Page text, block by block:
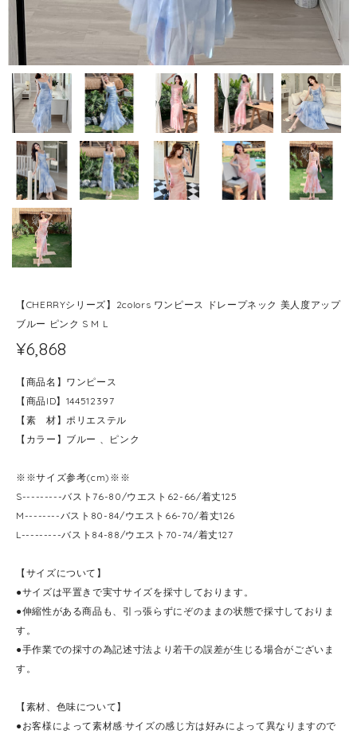
【CHERRYシリーズ】2colors ワンピース ドレープネック 美人度アップ
ブルー ピンク S M L
¥6,868
【商品名】ワンピース
【商品ID】144512397
【素 材】ポリエステル
【カラー】ブルー 、ピンク
※※サイズ参考(cm)※※
S---------バスト76-80/ウエスト62-66/着丈125
M--------バスト80-84/ウエスト66-70/着丈126
L---------バスト84-88/ウエスト70-74/着丈127
【サイズについて】
●サイズは平置きで実寸サイズを採寸しております。
●伸縮性がある商品も、引っ張らずにぞのままの状態で採寸しておりま
す。
●手作業での採寸の為記述寸法より若干の誤差が生じる場合がございま
す。
【素材、色味について】
●お客様によって素材感·サイズの感じ方は好みによって異なりますので